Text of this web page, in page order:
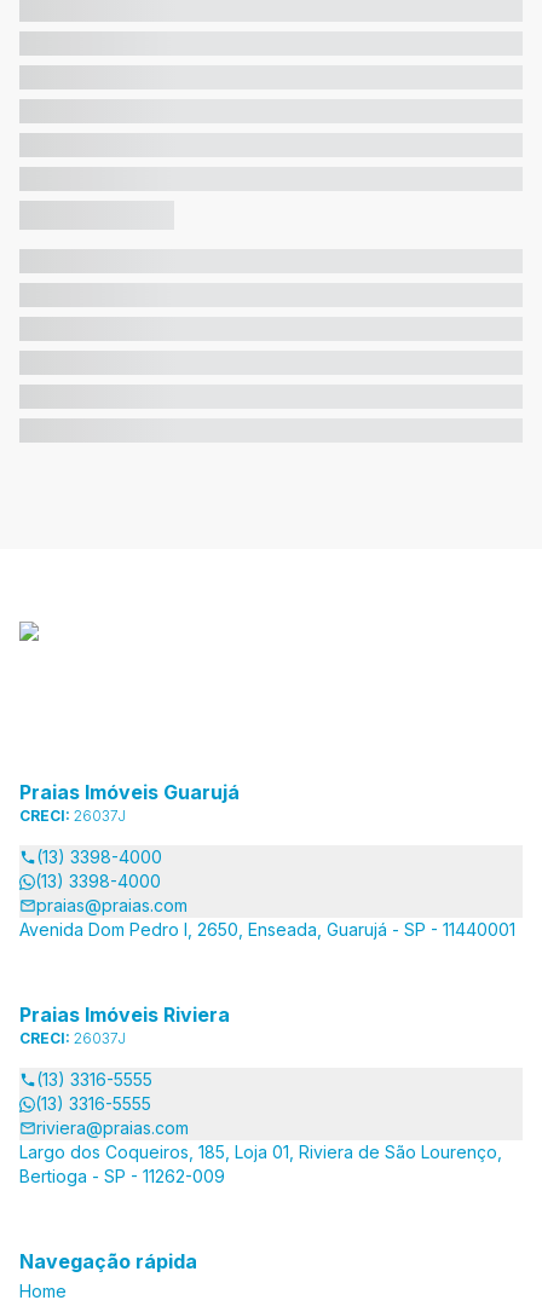
Praias Imóveis Guarujá
CRECI: 26037J
(13) 3398-4000
(13) 3398-4000
praias@praias.com
Avenida Dom Pedro I, 2650, Enseada, Guarujá - SP - 11440001
Praias Imóveis Riviera
CRECI: 26037J
(13) 3316-5555
(13) 3316-5555
riviera@praias.com
Largo dos Coqueiros, 185, Loja 01, Riviera de São Lourenço,
Bertioga - SP - 11262-009
Navegação rápida
Home